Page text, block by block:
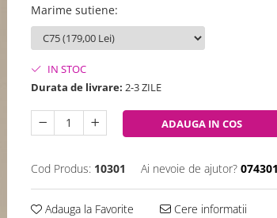
Marime sutiene:
IN STOC
Durata de livrare: 2-3 ZILE
ADAUGA IN COS
Cod Produs: 10301 Ai nevoie de ajutor?
Adauga la Favorite Cere informatii